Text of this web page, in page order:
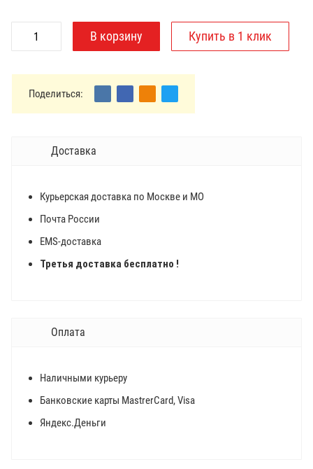
Поделиться:
Доставка
Курьерская доставка по Москве и МО
Почта России
EMS-доставка
Третья доставка бесплатно !
Оплата
Наличными курьеру
Банковские карты MastrerCard, Visa
Яндекс.Деньги